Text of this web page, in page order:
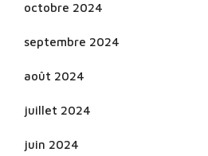
octobre 2024
septembre 2024
août 2024
juillet 2024
juin 2024